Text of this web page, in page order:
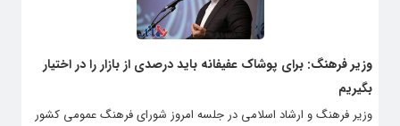
وزیر فرهنگ: برای پوشاک عفیفانه باید درصدی از بازار را در اختیار
بگیریم
وزیر فرهنگ و ارشاد اسلامی در جلسه امروز شورای فرهنگ عمومی کشور